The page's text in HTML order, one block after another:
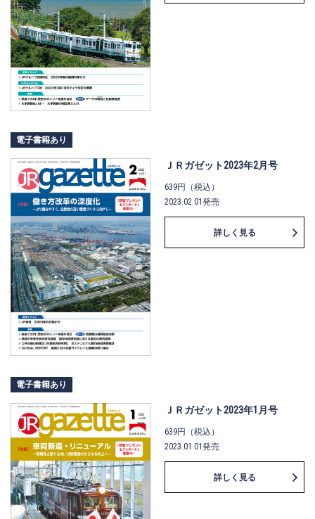
電子書籍あり
ＪＲガゼット2023年2月号
639円（税込）
2023.02.01発売
詳しく見る
電子書籍あり
ＪＲガゼット2023年1月号
639円（税込）
2023.01.01発売
詳しく見る